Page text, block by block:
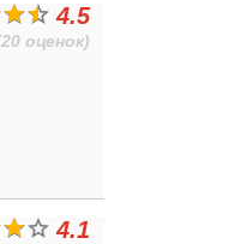
4.5
оценок)
4.1